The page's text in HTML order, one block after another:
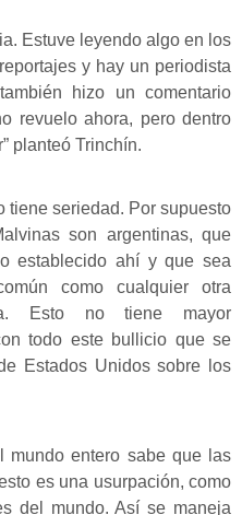
Estuve leyendo algo en los
y hay un periodista
hizo un comentario
revuelo ahora, pero dentro
planteó Trinchín.
tiene seriedad. Por supuesto
son argentinas, que
establecido ahí y que sea
como cualquier otra
Esto no tiene mayor
todo este bullicio que se
Estados Unidos sobre los
mundo entero sabe que las
es una usurpación, como
del mundo. Así se maneja